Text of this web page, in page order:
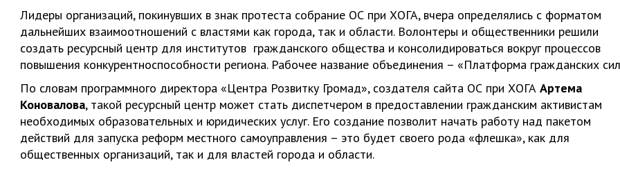
Лидеры организаций, покинувших в знак протеста собрание ОС при ХОГА, вчера определялись с форматом
дальнейших взаимоотношений с властями как города, так и области. Волонтеры и общественники решили
создать ресурсный центр для институтов гражданского общества и консолидироваться вокруг процессов
повышения конкурентноспособности региона. Рабочее название объединения – «Платформа гражданских
По словам программного директора «Центра Розвитку Громад», создателя сайта ОС при ХОГА Артема
Коновалова, такой ресурсный центр может стать диспетчером в предоставлении гражданским активистам
необходимых образовательных и юридических услуг. Его создание позволит начать работу над пакетом
действий для запуска реформ местного самоуправления – это будет своего рода «флешка», как для
общественных организаций, так и для властей города и области.